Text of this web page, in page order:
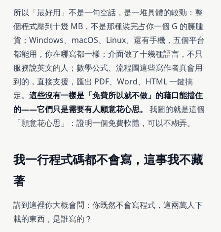
所以「最好用」不是一句空話，是一堆具體的較勁：整
個程式壓到十幾 MB，不是那種裝完占你一個 G 的臃腫
貨；Windows、macOS、Linux、還有手機，五個平台
都能用，你在哪寫都一樣；介面做了十幾種語言，不只
服務說英文的人；數學公式、流程圖這些寫作者真會用
到的，直接支援，匯出 PDF、Word、HTML 一鍵搞
定。 這些沒有一樣是「免費所以就不做」的藉口能擋住
的——它們只是需要有人願意花心思。
我圖的就是這個
「願意花心思」：證明一個免費軟體，可以不糊弄。
我一行程式碼都不會寫，這事我不藏
著
講到這裡你大概會問：你既然不會寫程式，這兩萬人下
載的東西，是誰寫的？